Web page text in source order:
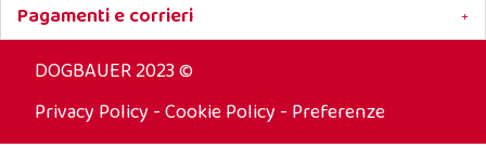
Pagamenti e corrieri
DOGBAUER 2023 ©
Privacy Policy -Cookie Policy - Preferenze